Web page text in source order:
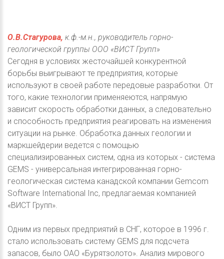
О.В.Стагурова, к.ф.-м.н., руководитель горно-
геологической группы ООО «ВИСТ Групп»
Сегодня в условиях жесточайшей конкурентной
борьбы выигрывают те предприятия, которые
используют в своей работе передовые разработки. От
того, какие технологии применяеются, напрямую
зависит скорость обработки данных, а следовательно
и способность предприятия реагировать на изменения
ситуации на рынке. Обработка данных геологии и
маркшейдерии ведется с помощью
специализированных систем, одна из которых - система
GEMS - универсальная интегрированная горно-
геологическая система канадской компании Gemcom
Software International Inc, предлагаемая компанией
«ВИСТ Групп».
Одним из первых предприятий в СНГ, которое в 1996 г.
стало использовать систему GEMS для подсчета
запасов, было ОАО «Бурятзолото». Анализ мирового